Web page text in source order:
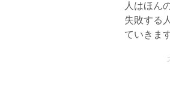
人はほん
失敗する
ていきます